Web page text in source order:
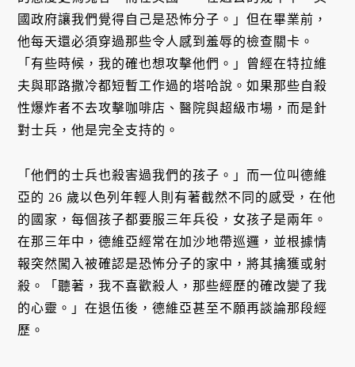
國政府讓我們覺得自己是恐怖分子。」但在畢業前，
他每天還必須穿過那些令人感到羞辱的檢查關卡。
「有些時候，我的確也想攻擊他們。」曾經在特拉維
夫與耶路撒冷都短暫工作過的塔哈說。如果那些自殺
性爆炸者不去攻擊咖啡店、醫院與超級市場，而是針
對士兵，他是完全支持的。
「他們的士兵也殺害過我們的孩子。」而一位叫德維
亞的 26 歲以色列年輕人則有著截然不同的感受，在他
的國家，每個孩子都要服三年兵役，女孩子是兩年。
在那三年中，德維亞經常在加沙地帶巡邏，並根據情
報突然闖入被確認是恐怖分子的家中，將其擒獲或射
殺。「聽著，我不喜歡殺人，那些經歷的確改變了我
的心靈。」在退伍後，德維亞甚至不願再談論那段經
歷。